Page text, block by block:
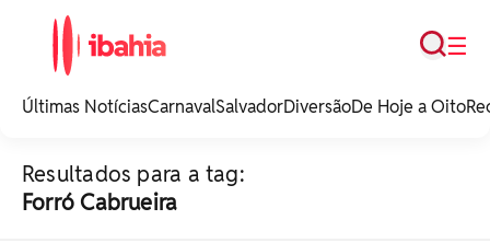
noticias e
☰
Busca
Últimas NotíciasCarnavalSalvadorDiversãoDe Hoje a Oito
Resultados para a tag:
Forró Cabrueira